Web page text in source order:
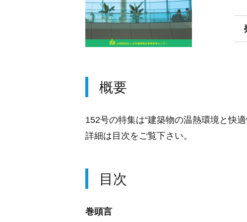
概要
152号の特集は“建築物の温熱環境と快適
詳細は目次をご覧下さい。
目次
巻頭言